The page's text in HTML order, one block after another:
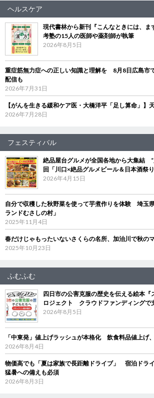
ヘルスケア
現代書林から新刊『こんなときには、
考塾の15人の医師や薬剤師が執筆
2026年8月5日
重症筋無力症への正しい知識と理解を 8月8日広島市
配信も
2026年7月31日
【がんを生きる緩和ケア医・大橋洋平「足し算命」】
2026年7月28日
フェスティバル
絶品屋台グルメが全国各地から大集結
回「川口×絶品グルメビール＆日本酒祭
2026年4月15日
自分で収穫した秋野菜を使って芋煮作りを体験 埼玉
ランドむさしの村」
2025年11月4日
春だけじゃもったいないさくらの名所、加治川で秋の
2025年10月23日
ふむふむ
四日市の公害克服の歴史を伝える絵本『
ロジェクト クラウドファンディングで
2026年8月5日
「中東発」値上げラッシュが本格化 飲食料品値上げ
2026年8月4日
物価高でも「夏は家族で長距離ドライブ」 宿泊ドラ
猛暑への備えも必須
2026年8月3日